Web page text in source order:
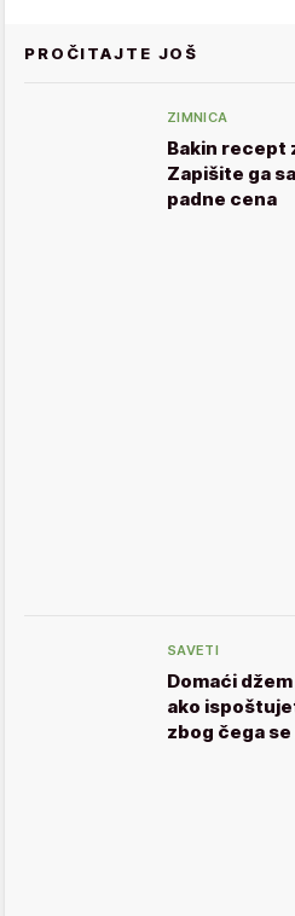
PROČITAJTE JOŠ
ZIMNICA
Bakin recept
Zapišite ga
padne cena
SAVETI
Domaći
ako
zbog čega